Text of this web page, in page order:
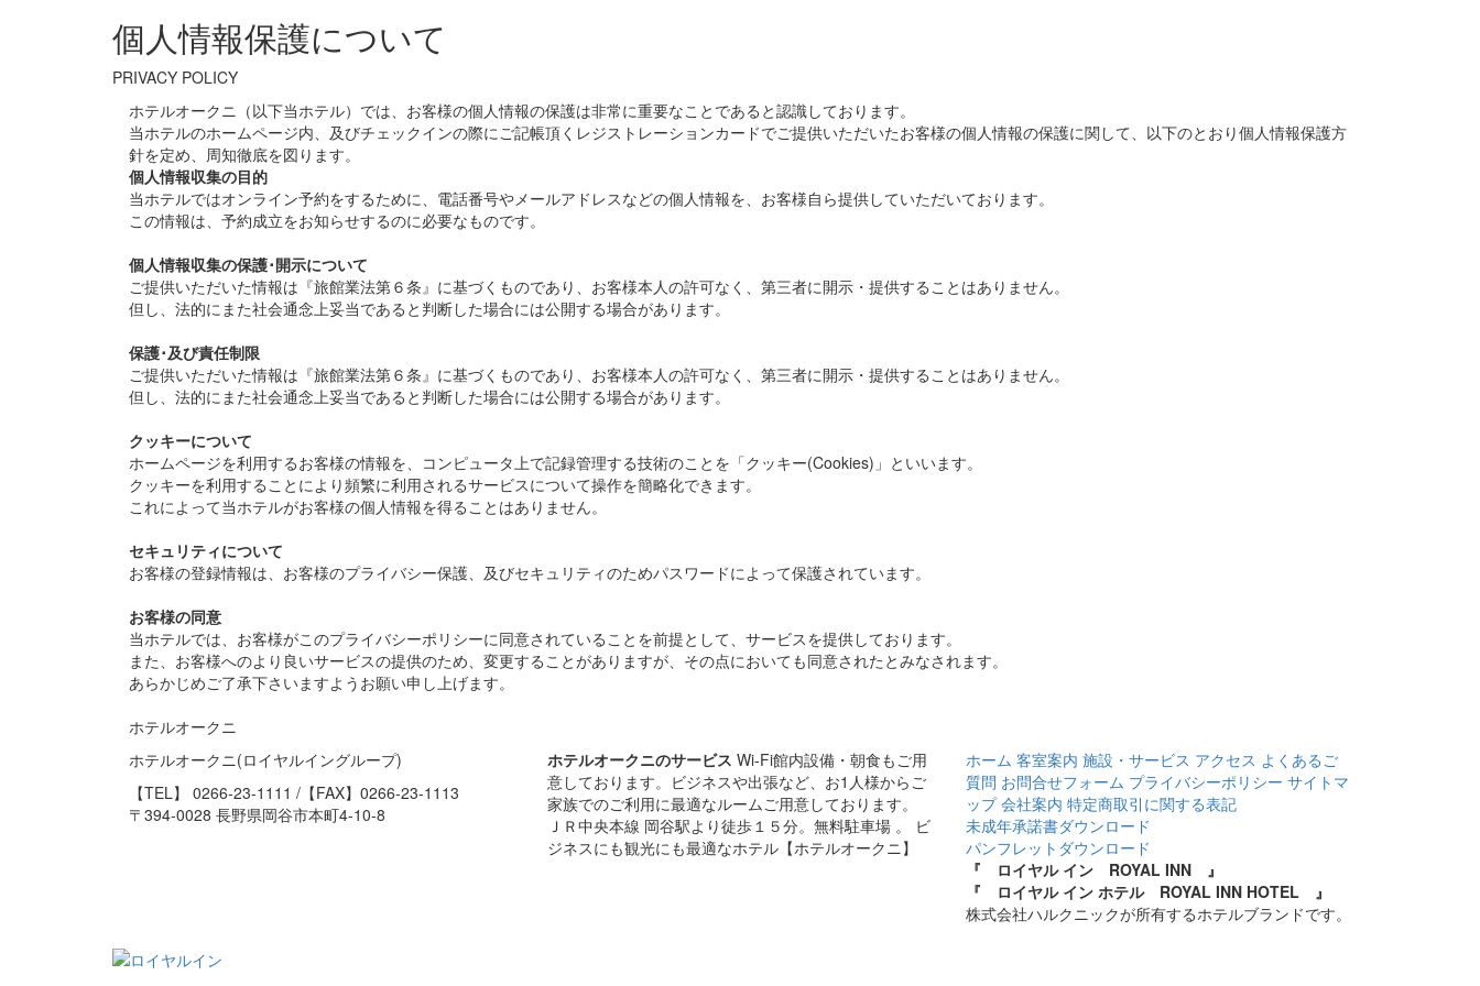
個人情報保護について
PRIVACY POLICY
ホテルオークニ（以下当ホテル）では、お客様の個人情報の保護は非常に重要なことであると認識しております。
当ホテルのホームページ内、及びチェックインの際にご記帳頂くレジストレーションカードでご提供いただいたお客様の個人情報の保護に関して、以下のとおり個人情報保護方
針を定め、周知徹底を図ります。
個人情報収集の目的
当ホテルではオンライン予約をするために、電話番号やメールアドレスなどの個人情報を、お客様自ら提供していただいております。
この情報は、予約成立をお知らせするのに必要なものです。
個人情報収集の保護･開示について
ご提供いただいた情報は『旅館業法第６条』に基づくものであり、お客様本人の許可なく、第三者に開示・提供することはありません。
但し、法的にまた社会通念上妥当であると判断した場合には公開する場合があります。
保護･及び責任制限
ご提供いただいた情報は『旅館業法第６条』に基づくものであり、お客様本人の許可なく、第三者に開示・提供することはありません。
但し、法的にまた社会通念上妥当であると判断した場合には公開する場合があります。
クッキーについて
ホームページを利用するお客様の情報を、コンピュータ上で記録管理する技術のことを「クッキー(Cookies)」といいます。
クッキーを利用することにより頻繁に利用されるサービスについて操作を簡略化できます。
これによって当ホテルがお客様の個人情報を得ることはありません。
セキュリティについて
お客様の登録情報は、お客様のプライバシー保護、及びセキュリティのためパスワードによって保護されています。
お客様の同意
当ホテルでは、お客様がこのプライバシーポリシーに同意されていることを前提として、サービスを提供しております。
また、お客様へのより良いサービスの提供のため、変更することがありますが、その点においても同意されたとみなされます。
あらかじめご了承下さいますようお願い申し上げます。
ホテルオークニ
ホテルオークニ(ロイヤルイングループ)
【TEL】 0266-23-1111 /【FAX】0266-23-1113
〒394-0028 長野県岡谷市本町4-10-8
ホテルオークニのサービス Wi-Fi館内設備・朝食もご用
意しております。ビジネスや出張など、お1人様からご
家族でのご利用に最適なルームご用意しております。
ＪＲ中央本線 岡谷駅より徒歩１５分。無料駐車場 。 ビ
ジネスにも観光にも最適なホテル【ホテルオークニ】
ホーム 客室案内 施設・サービス アクセス よくあるご
質問 お問合せフォーム プライバシーポリシー サイトマ
ップ 会社案内 特定商取引に関する表記
未成年承諾書ダウンロード
パンフレットダウンロード
『 ロイヤル イン ROYAL INN 』
『 ロイヤル イン ホテル ROYAL INN HOTEL 』
株式会社ハルクニックが所有するホテルブランドです。